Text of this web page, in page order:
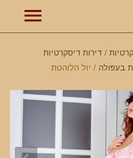
/ דירות דיסקרטיות
בעפולה / יול הלוהטת